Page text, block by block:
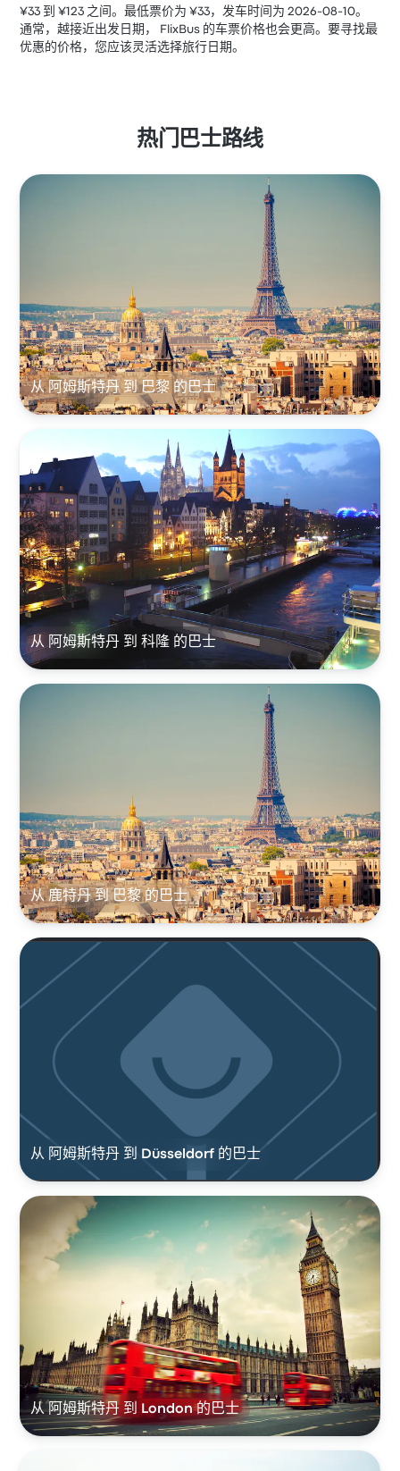
¥33 到 ¥123 之间。最低票价为 ¥33，发车时间为 2026-08-10。
通常，越接近出发日期， FlixBus 的车票价格也会更高。要寻找最
优惠的价格，您应该灵活选择旅行日期。
热门巴士路线
从 阿姆斯特丹 到 巴黎 的巴士
从 阿姆斯特丹 到 科隆 的巴士
从 鹿特丹 到 巴黎 的巴士
从 阿姆斯特丹 到 Düsseldorf 的巴士
从 阿姆斯特丹 到 London 的巴士